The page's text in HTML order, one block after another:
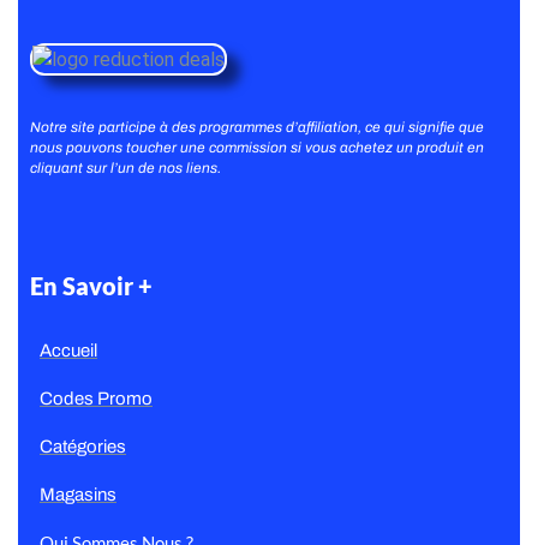
Notre site participe à des programmes d’affiliation, ce qui signifie que
nous pouvons toucher une commission si vous achetez un produit en
cliquant sur l’un de nos liens.
En Savoir +
Accueil
Codes Promo
Catégories
Magasins